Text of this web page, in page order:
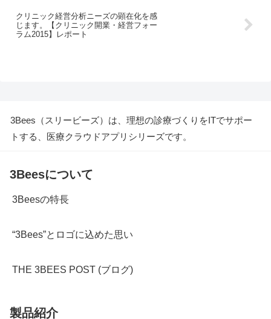
クリニック経営分析ニーズの顕在化を感
じます。【クリニック開業・経営フォー
ラム2015】レポート
3Bees（スリービーズ）は、理想の診療づくりをITでサポー
トする、医療クラウドアプリシリーズです。
3Beesについて
3Beesの特長
“3Bees”とロゴに込めた思い
THE 3BEES POST (ブログ)
製品紹介